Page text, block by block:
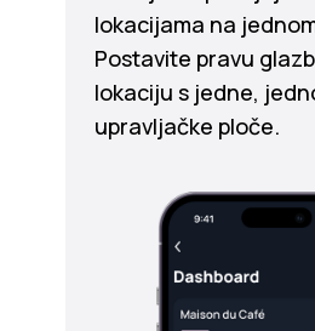
lokacijama na
Postavite pravu
lokaciju s jedne,
upravljačke ploče.